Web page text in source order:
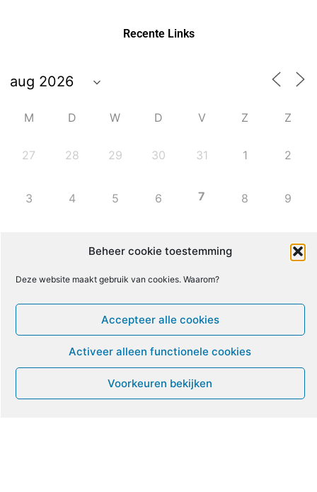
Beheer cookie toestemming
Deze website maakt gebruik van cookies. Waarom?
Accepteer alle cookies
Activeer alleen functionele cookies
Voorkeuren bekijken
Recente Links
M D W D V Z Z
27 28 29 30 31 1 2
3 4 5 6 7 8 9
16
17 18 19 20 21
26 27 28
31 1 2 3 4 5 6